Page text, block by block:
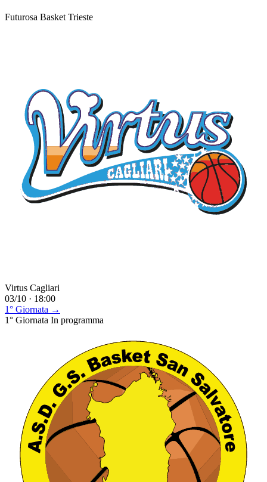
Futurosa Basket Trieste
Virtus Cagliari
03/10 · 18:00
1° Giornata →
1° Giornata In programma